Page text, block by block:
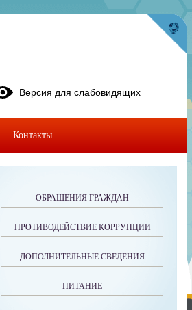
ОБРАЩЕНИЯ ГРАЖДАН
ПРОТИВОДЕЙСТВИЕ КОРРУПЦИИ
ДОПОЛНИТЕЛЬНЫЕ СВЕДЕНИЯ
ПИТАНИЕ
Версия для слабовидящих
Контакты